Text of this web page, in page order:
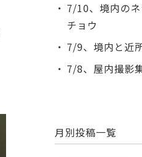
7/10、境内の
チョウ
7/9、境内と近
7/8、屋内撮影集
月別投稿一覧